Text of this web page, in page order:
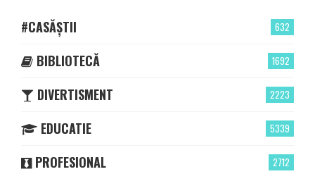
632
#CASĂȘTII
1692
BIBLIOTECĂ
2223
DIVERTISMENT
5339
EDUCATIE
2712
PROFESIONAL